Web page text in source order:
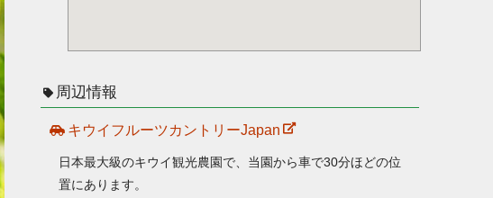
周辺情報
キウイフルーツカントリーJapan
日本最大級のキウイ観光農園で、当園から車で30分ほどの位
置にあります。